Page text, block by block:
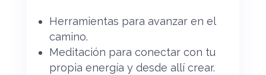
Herramientas para avanzar en el
camino.
Meditación para conectar con tu
propia energía y desde allí crear.